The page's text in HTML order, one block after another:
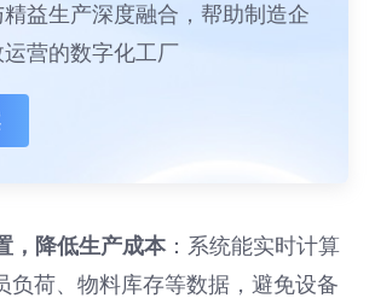
益生产深度融合，帮助制造企
营的数字化工厂
，降低生产成本：系统能实时计算
负荷、物料库存等数据，避免设备